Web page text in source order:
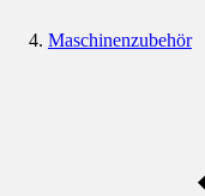
Maschinenzubehör